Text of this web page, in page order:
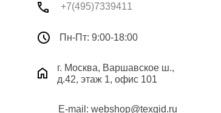
+7(495)7339411
Пн-Пт: 9:00-18:00
г. Москва, Варшавское ш.,
д.42, этаж 1, офис 101
E-mail: webshop@texgid.ru